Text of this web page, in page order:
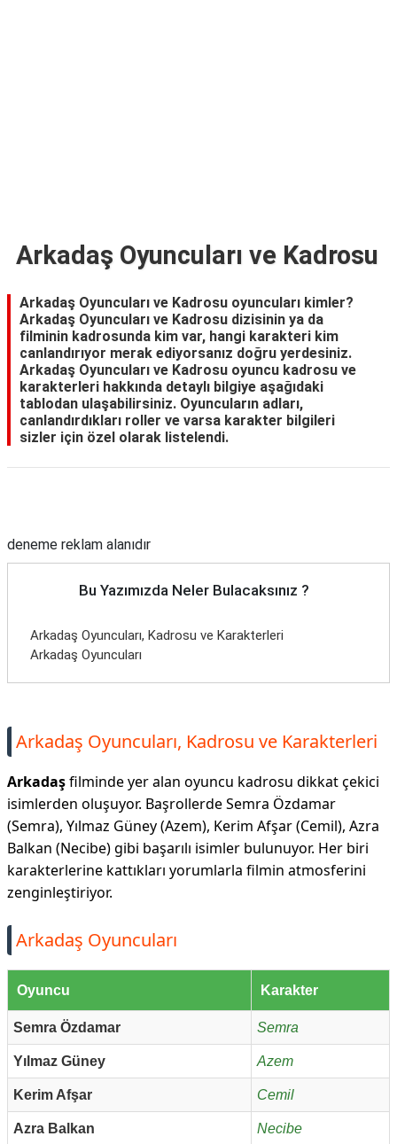
Arkadaş Oyuncuları ve Kadrosu
Arkadaş Oyuncuları ve Kadrosu oyuncuları kimler?
Arkadaş Oyuncuları ve Kadrosu dizisinin ya da
filminin kadrosunda kim var, hangi karakteri kim
canlandırıyor merak ediyorsanız doğru yerdesiniz.
Arkadaş Oyuncuları ve Kadrosu oyuncu kadrosu ve
karakterleri hakkında detaylı bilgiye aşağıdaki
tablodan ulaşabilirsiniz. Oyuncuların adları,
canlandırdıkları roller ve varsa karakter bilgileri
sizler için özel olarak listelendi.
deneme reklam alanıdır
Bu Yazımızda Neler Bulacaksınız ?
Arkadaş Oyuncuları, Kadrosu ve Karakterleri
Arkadaş Oyuncuları
Arkadaş Oyuncuları, Kadrosu ve Karakterleri
Arkadaşfilminde yer alan oyuncu kadrosu dikkat çekici
isimlerden oluşuyor. Başrollerde Semra Özdamar
(Semra), Yılmaz Güney (Azem), Kerim Afşar (Cemil), Azra
Balkan (Necibe) gibi başarılı isimler bulunuyor. Her biri
karakterlerine kattıkları yorumlarla filmin atmosferini
zenginleştiriyor.
Arkadaş Oyuncuları
Oyuncu Karakter
Semra Özdamar Semra
Yılmaz Güney Azem
Kerim Afşar Cemil
Azra Balkan Necibe